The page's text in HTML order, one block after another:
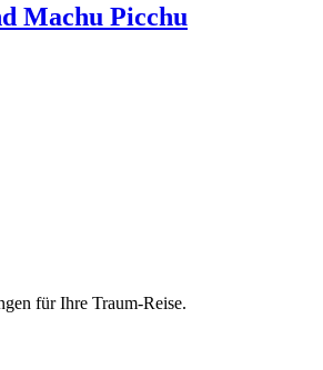
Machu Picchu
für Ihre Traum-Reise.